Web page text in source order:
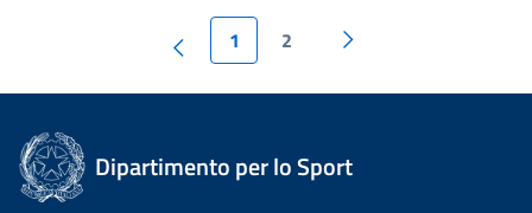
1 2
Dipartimento per lo Sport